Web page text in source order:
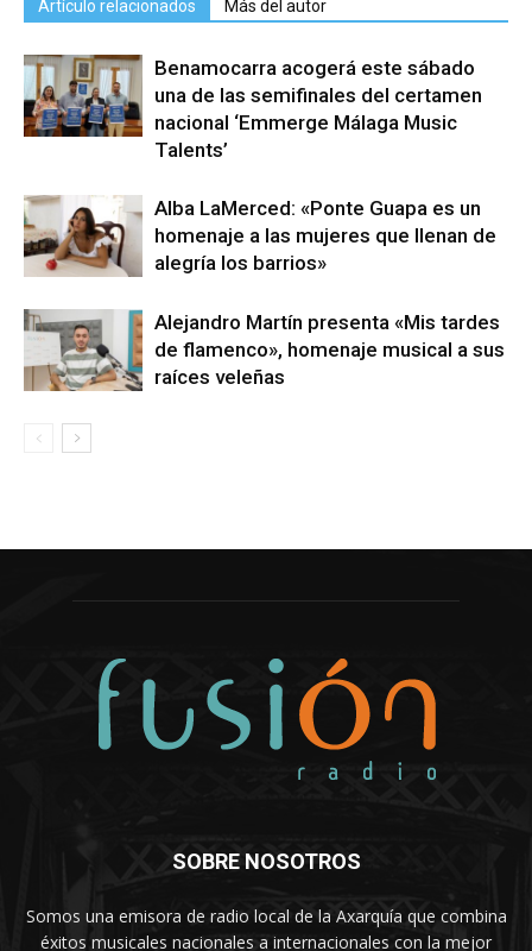
Artículo relacionados Más del autor
Benamocarra acogerá este sábado
una de las semifinales del certamen
nacional ‘Emmerge Málaga Music
Talents’
Alba LaMerced: «Ponte Guapa es un
homenaje a las mujeres que llenan de
alegría los barrios»
Alejandro Martín presenta «Mis tardes
de flamenco», homenaje musical a sus
raíces veleñas
SOBRE NOSOTROS
Somos una emisora de radio local de la Axarquía que combina
éxitos musicales nacionales a internacionales con la mejor